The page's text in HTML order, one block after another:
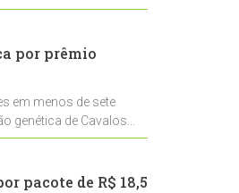
por prêmio
em menos de sete
genética de Cavalos
pacote de R$ 18,5